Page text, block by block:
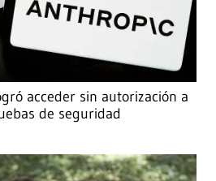
acceder sin autorización a
de seguridad